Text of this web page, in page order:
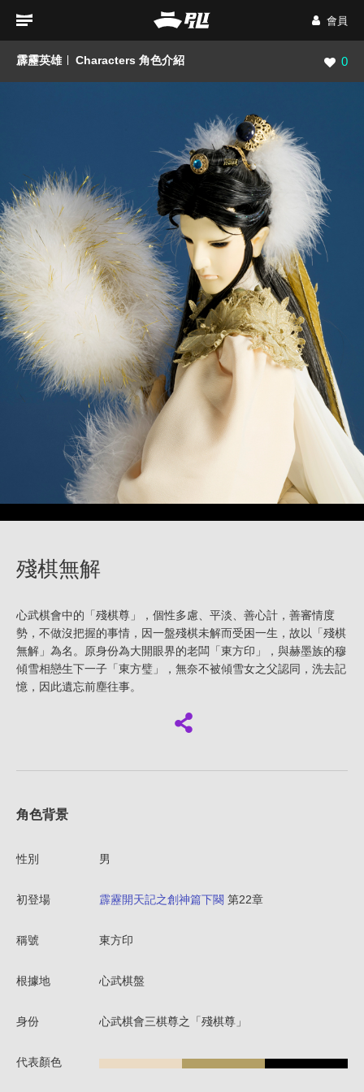
會員
霹靂英雄 Characters 角色介紹 瀏覽
0
殘棋無解
心武棋會中的「殘棋尊」，個性多慮、平淡、善心計，善審情度
勢，不做沒把握的事情，因一盤殘棋未解而受困一生，故以「殘棋
無解」為名。原身份為大開眼界的老闆「東方印」，與赫墨族的穆
傾雪相戀生下一子「東方璧」，無奈不被傾雪女之父認同，洗去記
憶，因此遺忘前塵往事。
角色背景
性別 男
初登場 霹靂開天記之創神篇下闋 第22章
稱號 東方印
根據地 心武棋盤
身份 心武棋會三棋尊之「殘棋尊」
代表顏色